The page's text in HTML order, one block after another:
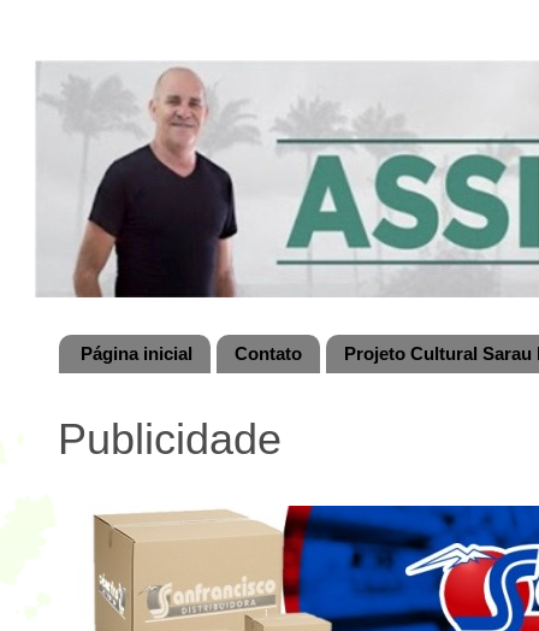
Página inicial Contato Projeto Cultural
Publicidade